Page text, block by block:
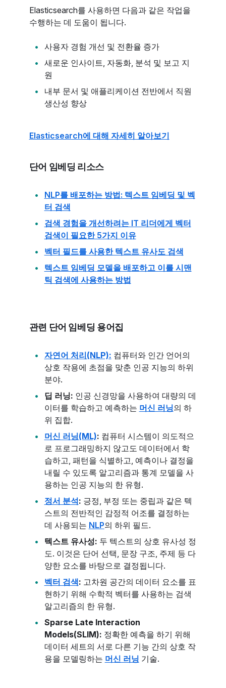
Elasticsearch를 사용하면 다음과 같은 작업을
수행하는 데 도움이 됩니다.
사용자 경험 개선 및 전환율 증가
새로운 인사이트, 자동화, 분석 및 보고 지
원
내부 문서 및 애플리케이션 전반에서 직원
생산성 향상
Elasticsearch에 대해 자세히 알아보기
단어 임베딩 리소스
NLP를 배포하는 방법: 텍스트 임베딩 및 벡
터 검색
검색 경험을 개선하려는 IT 리더에게 벡터
검색이 필요한 5가지 이유
벡터 필드를 사용한 텍스트 유사도 검색
텍스트 임베딩 모델을 배포하고 이를 시맨
틱 검색에 사용하는 방법
관련 단어 임베딩 용어집
자연어 처리(NLP): 컴퓨터와 인간 언어의
상호 작용에 초점을 맞춘 인공 지능의 하위
분야.
딥 러닝: 인공 신경망을 사용하여 대량의 데
이터를 학습하고 예측하는 머신 러닝의 하
위 집합.
머신 러닝(ML): 컴퓨터 시스템이 의도적으
로 프로그래밍하지 않고도 데이터에서 학
습하고, 패턴을 식별하고, 예측이나 결정을
내릴 수 있도록 알고리즘과 통계 모델을 사
용하는 인공 지능의 한 유형.
정서 분석: 긍정, 부정 또는 중립과 같은 텍
스트의 전반적인 감정적 어조를 결정하는
데 사용되는 NLP의 하위 필드.
텍스트 유사성: 두 텍스트의 상호 유사성 정
도. 이것은 단어 선택, 문장 구조, 주제 등 다
양한 요소를 바탕으로 결정됩니다.
벡터 검색: 고차원 공간의 데이터 요소를 표
현하기 위해 수학적 벡터를 사용하는 검색
알고리즘의 한 유형.
Sparse Late Interaction
Models(SLIM): 정확한 예측을 하기 위해
데이터 세트의 서로 다른 기능 간의 상호 작
용을 모델링하는 머신 러닝 기술.